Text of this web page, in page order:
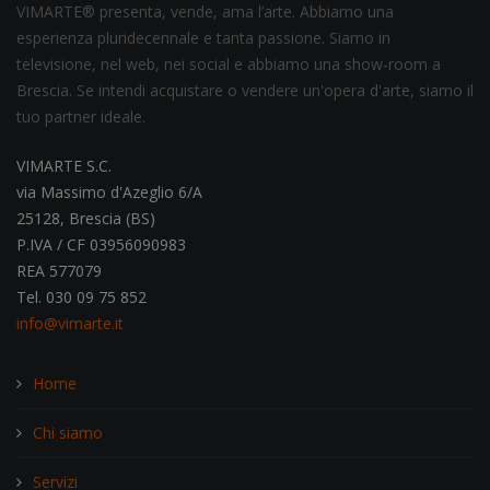
VIMARTE® presenta, vende, ama l’arte. Abbiamo una
esperienza pluridecennale e tanta passione. Siamo in
televisione, nel web, nei social e abbiamo una show-room a
Brescia. Se intendi acquistare o vendere un'opera d'arte, siamo il
tuo partner ideale.
VIMARTE S.C.
via Massimo d'Azeglio 6/A
25128, Brescia (BS)
P.IVA / CF 03956090983
REA 577079
Tel. 030 09 75 852
info@vimarte.it
Home
Chi siamo
Servizi